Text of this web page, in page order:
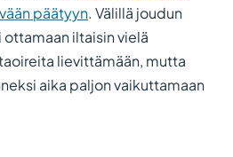
päätyyn. Välillä joudun
iltaisin vielä
lievittämään, mutta
aika paljon vaikuttamaan